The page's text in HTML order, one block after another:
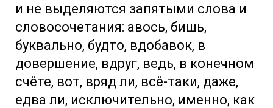
и не выделяются запятыми слова и
словосочетания: авось, бишь,
буквально, будто, вдобавок, в
довершение, вдруг, ведь, в конечном
счёте, вот, вряд ли, всё-таки, даже,
едва ли, исключительно, именно, как